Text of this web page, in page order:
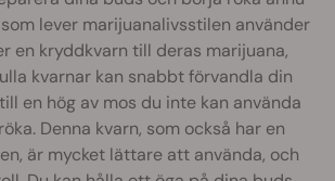
lever marijuanalivsstilen använder
en kryddkvarn till deras marijuana,
kvarnar kan snabbt förvandla din
en hög av mos du inte kan använda
Denna kvarn, som också har en
är mycket lättare att använda, och